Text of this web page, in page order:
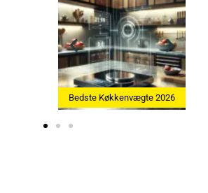
Bedste Køkkenvægte 2026 Bedste